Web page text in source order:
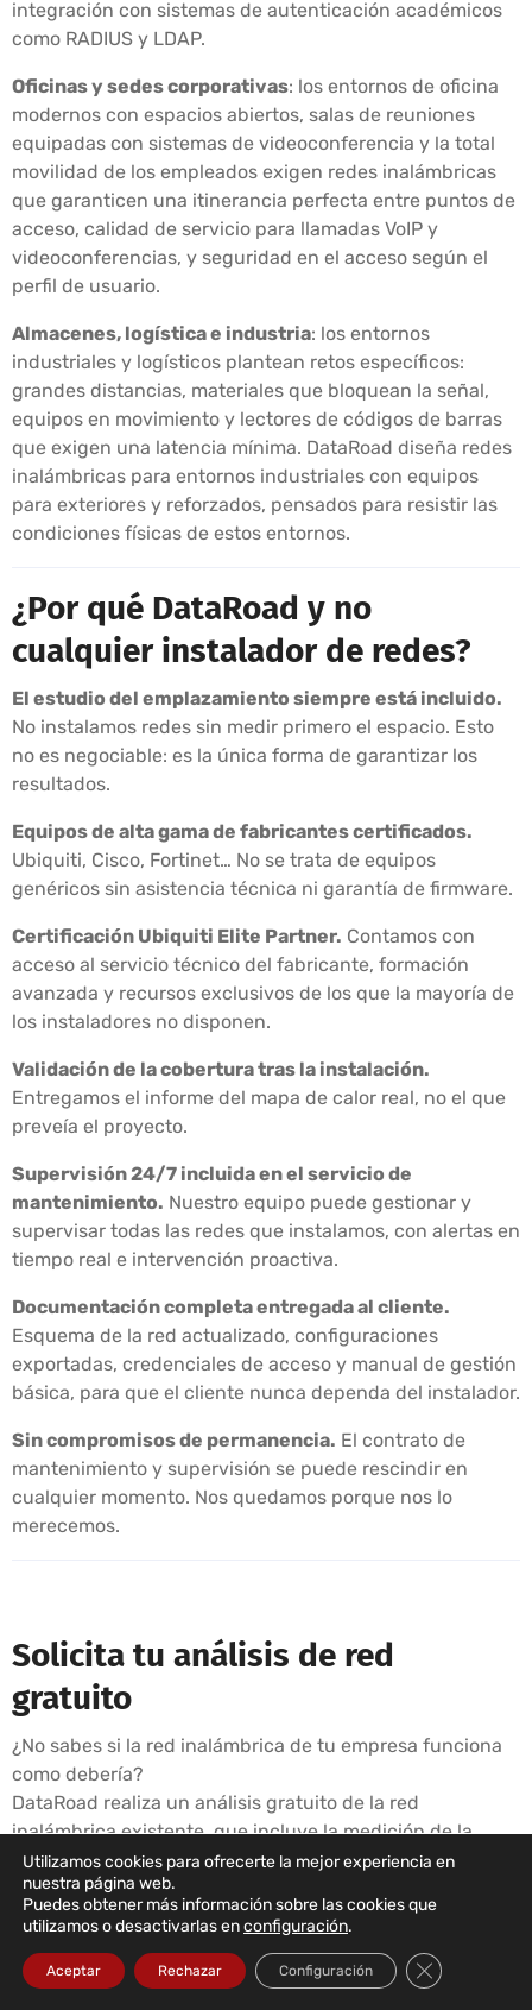
integración con sistemas de autenticación académicos
como RADIUS y LDAP.
Oficinas y sedes corporativas: los entornos de oficina
modernos con espacios abiertos, salas de reuniones
equipadas con sistemas de videoconferencia y la total
movilidad de los empleados exigen redes inalámbricas
que garanticen una itinerancia perfecta entre puntos de
acceso, calidad de servicio para llamadas VoIP y
videoconferencias, y seguridad en el acceso según el
perfil de usuario.
Almacenes, logística e industria: los entornos
industriales y logísticos plantean retos específicos:
grandes distancias, materiales que bloquean la señal,
equipos en movimiento y lectores de códigos de barras
que exigen una latencia mínima. DataRoad diseña redes
inalámbricas para entornos industriales con equipos
para exteriores y reforzados, pensados para resistir las
condiciones físicas de estos entornos.
¿Por qué DataRoad y no
cualquier instalador de redes?
El estudio del emplazamiento siempre está incluido.
No instalamos redes sin medir primero el espacio. Esto
no es negociable: es la única forma de garantizar los
resultados.
Equipos de alta gama de fabricantes certificados.
Ubiquiti, Cisco, Fortinet… No se trata de equipos
genéricos sin asistencia técnica ni garantía de firmware.
Certificación Ubiquiti Elite Partner. Contamos con
acceso al servicio técnico del fabricante, formación
avanzada y recursos exclusivos de los que la mayoría de
los instaladores no disponen.
Validación de la cobertura tras la instalación.
Entregamos el informe del mapa de calor real, no el que
preveía el proyecto.
Supervisión 24/7 incluida en el servicio de
mantenimiento. Nuestro equipo puede gestionar y
supervisar todas las redes que instalamos, con alertas en
tiempo real e intervención proactiva.
Documentación completa entregada al cliente.
Esquema de la red actualizado, configuraciones
exportadas, credenciales de acceso y manual de gestión
básica, para que el cliente nunca dependa del instalador.
Sin compromisos de permanencia. El contrato de
mantenimiento y supervisión se puede rescindir en
cualquier momento. Nos quedamos porque nos lo
merecemos.
Solicita tu análisis de red
gratuito
¿No sabes si la red inalámbrica de tu empresa funciona
como debería?
DataRoad realiza un análisis gratuito de la red
inalámbrica existente, que incluye la medición de la
cobertura, la identificación de puntos débiles y un
informe con recomendaciones.
Solicitar un análisis gratuito → ☎ 211 459 950
(llamada a red fija local), o por correo electrónico:
sales@dataroad.pt
Utilizamos cookies para ofrecerte la mejor experiencia en
nuestra página web.
Puedes obtener más información sobre las cookies que
utilizamos o desactivarlas enconfiguración.
Aceptar Rechazar Configuración Cerrar el